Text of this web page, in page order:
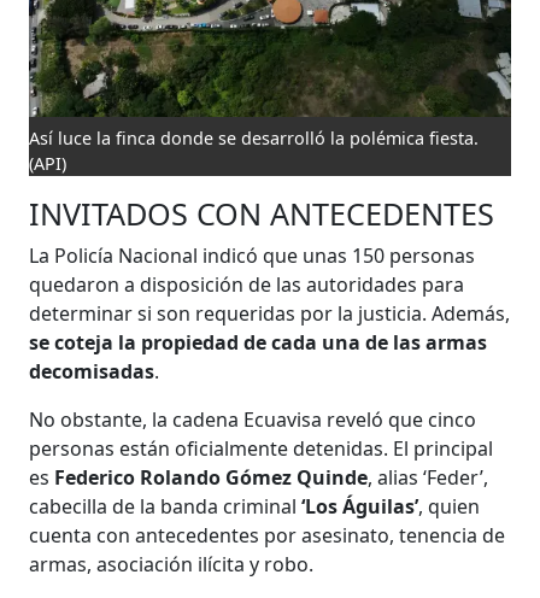
Así luce la finca donde se desarrolló la polémica fiesta.
(API)
INVITADOS CON ANTECEDENTES
La Policía Nacional indicó que unas 150 personas
quedaron a disposición de las autoridades para
determinar si son requeridas por la justicia. Además,
se coteja la propiedad de cada una de las armas
decomisadas.
No obstante, la cadena Ecuavisa reveló que cinco
personas están oficialmente detenidas. El principal
es Federico Rolando Gómez Quinde, alias ‘Feder’,
cabecilla de la banda criminal‘Los Águilas’, quien
cuenta con antecedentes por asesinato, tenencia de
armas, asociación ilícita y robo.